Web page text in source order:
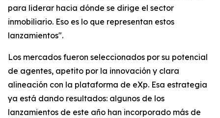
para liderar hacia dónde se dirige el sector
inmobiliario. Eso es lo que representan estos
lanzamientos".
Los mercados fueron seleccionados por su potencial
de agentes, apetito por la innovación y clara
alineación con la plataforma de eXp. Esa estrategia
ya está dando resultados: algunos de los
lanzamientos de este año han incorporado más de